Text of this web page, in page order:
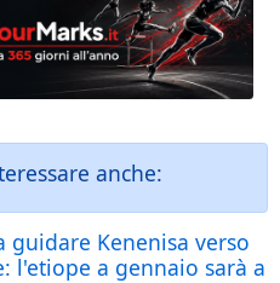
anche:
guidare Kenenisa verso
l'etiope a gennaio sarà a